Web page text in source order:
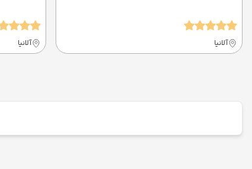
آلانیا آلانیا